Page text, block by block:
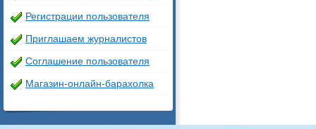
Регистрации пользователя
Приглашаем журналистов
Соглашение пользователя
Магазин-онлайн-барахолка